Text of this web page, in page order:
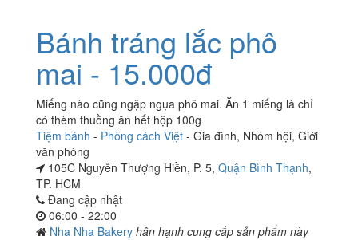
Bánh tráng lắc phô
mai - 15.000đ
Miếng nào cũng ngập ngụa phô mai. Ăn 1 miếng là chỉ
có thèm thuồng ăn hết hộp 100g
Tiệm bánh - Phòng cách Việt - Gia đình, Nhóm hội, Giới
văn phòng
105C Nguyễn Thượng Hiền, P. 5, Quận Bình Thạnh,
TP. HCM
Đang cập nhật
06:00 - 22:00
Nha Nha Bakery hân hạnh cung cấp sản phẩm này